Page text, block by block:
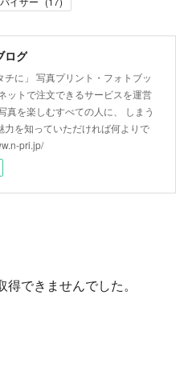
ログ
チに」 写真プリント・フォトブッ
ットで注文できるサービスを運営
真を楽しむすべての人に、 しまう
力を知っていただければ何よりで
pri.jp/
できませんでした。